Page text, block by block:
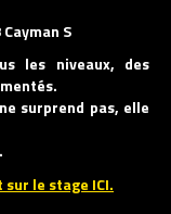
S
les niveaux, des
surprend pas, elle
le stage ICI.